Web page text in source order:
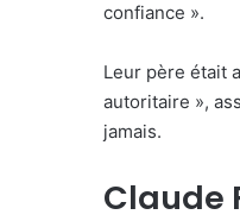
confiance ».
Leur père était
autoritaire »,
jamais.
Claude